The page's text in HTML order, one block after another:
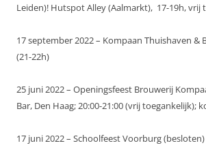
Leiden)! Hutspot Alley (Aalmarkt), 17-19h, vrij
17 september 2022 – Kompaan Thuishaven &
(21-22h)
25 juni 2022 – Openingsfeest Brouwerij
Bar, Den Haag; 20:00-21:00 (vrij toegankelijk);
17 juni 2022 – Schoolfeest Voorburg (besloten)